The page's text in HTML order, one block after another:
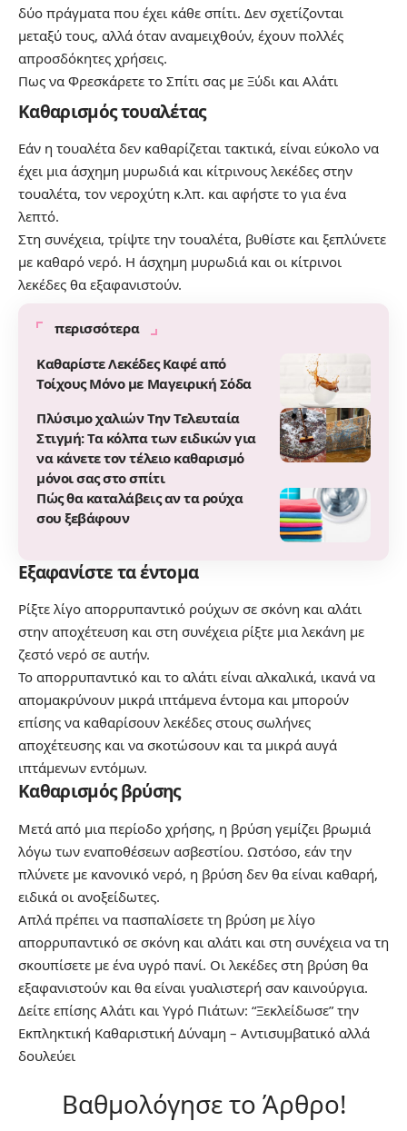
δύο πράγματα που έχει κάθε σπίτι. Δεν σχετίζονται
μεταξύ τους, αλλά όταν αναμειχθούν, έχουν πολλές
απροσδόκητες χρήσεις.
Πως να Φρεσκάρετε το Σπίτι σας με Ξύδι και Αλάτι
Καθαρισμός τουαλέτας
Εάν η τουαλέτα δεν καθαρίζεται τακτικά, είναι εύκολο να
έχει μια άσχημη μυρωδιά και κίτρινους λεκέδες στην
τουαλέτα, τον νεροχύτη κ.λπ. και αφήστε το για ένα
λεπτό.
Στη συνέχεια, τρίψτε την τουαλέτα, βυθίστε και ξεπλύνετε
με καθαρό νερό. Η άσχημη μυρωδιά και οι κίτρινοι
λεκέδες θα εξαφανιστούν.
περισσότερα
Καθαρίστε Λεκέδες Καφέ από
Τοίχους Μόνο με Μαγειρική Σόδα
Πλύσιμο χαλιών Την Τελευταία
Στιγμή: Τα κόλπα των ειδικών για
να κάνετε τον τέλειο καθαρισμό
μόνοι σας στο σπίτι
Πώς θα καταλάβεις αν τα ρούχα
σου ξεβάφουν
Εξαφανίστε τα έντομα
Ρίξτε λίγο απορρυπαντικό ρούχων σε σκόνη και αλάτι
στην αποχέτευση και στη συνέχεια ρίξτε μια λεκάνη με
ζεστό νερό σε αυτήν.
Το απορρυπαντικό και το αλάτι είναι αλκαλικά, ικανά να
απομακρύνουν μικρά ιπτάμενα έντομα και μπορούν
επίσης να καθαρίσουν λεκέδες στους σωλήνες
αποχέτευσης και να σκοτώσουν και τα μικρά αυγά
ιπτάμενων εντόμων.
Καθαρισμός βρύσης
Μετά από μια περίοδο χρήσης, η βρύση γεμίζει βρωμιά
λόγω των εναποθέσεων ασβεστίου. Ωστόσο, εάν την
πλύνετε με κανονικό νερό, η βρύση δεν θα είναι καθαρή,
ειδικά οι ανοξείδωτες.
Απλά πρέπει να πασπαλίσετε τη βρύση με λίγο
απορρυπαντικό σε σκόνη και αλάτι και στη συνέχεια να τη
σκουπίσετε με ένα υγρό πανί. Οι λεκέδες στη βρύση θα
εξαφανιστούν και θα είναι γυαλιστερή σαν καινούργια.
Δείτε επίσης Αλάτι και Υγρό Πιάτων: “Ξεκλείδωσε” την
Εκπληκτική Καθαριστική Δύναμη – Αντισυμβατικό αλλά
δουλεύει
Βαθμολόγησε το Άρθρο!